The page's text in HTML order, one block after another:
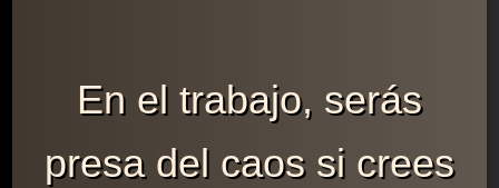
En el trabajo, serás
presa del caos si crees